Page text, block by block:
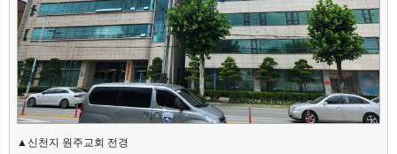
▲신천지 원주교회 전경